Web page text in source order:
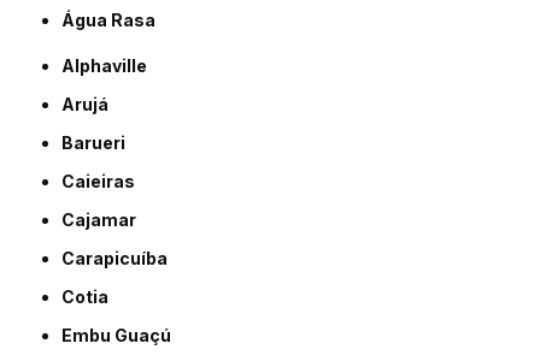
Água Rasa
Alphaville
Arujá
Barueri
Caieiras
Cajamar
Carapicuíba
Cotia
Embu Guaçú